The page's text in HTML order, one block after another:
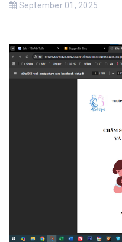
September 01, 2025